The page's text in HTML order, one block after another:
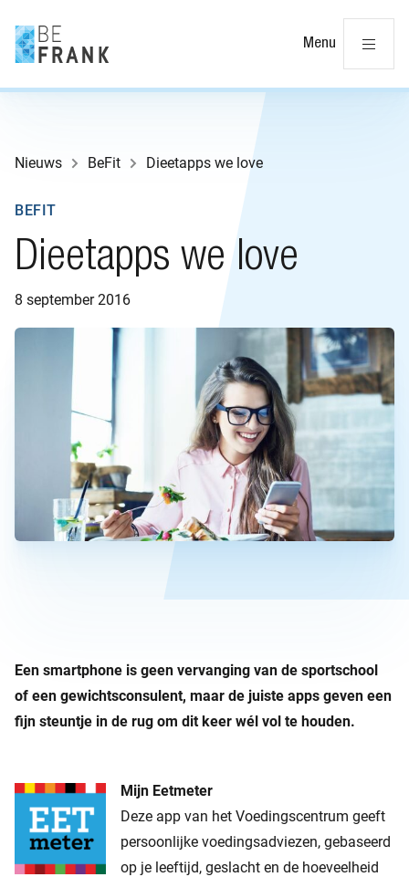
Menu
Nieuws BeFit Dieetapps we love
Dieetapps we love
8 september 2016
BEFIT
Een smartphone is geen vervanging van de sportschool
of een gewichtsconsulent, maar de juiste apps geven een
fijn steuntje in de rug om dit keer wél vol te houden.
Mijn Eetmeter
Deze app van het Voedingscentrum geeft
persoonlijke voedingsadviezen, gebaseerd
op je leeftijd, geslacht en de hoeveelheid